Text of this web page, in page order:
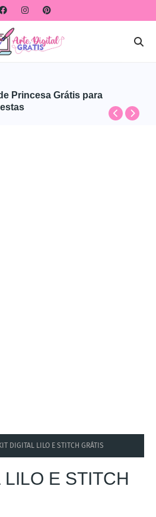
Princesa Grátis para
DIGITAL LILO E STITCH GRÁTIS
LILO E STITCH